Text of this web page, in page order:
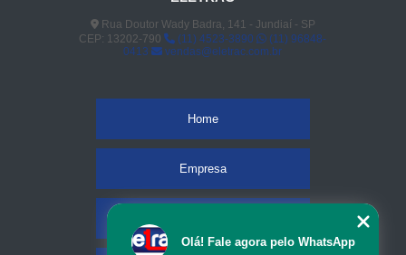
Rua Doutor Wady Badra, 141 - Jundiaí - SP
CEP: 13202-790
(11) 4523-3890
(11) 96848-
0413
vendas@eletrac.com.br
Home
Empresa
Olá! Fale agora pelo WhatsApp